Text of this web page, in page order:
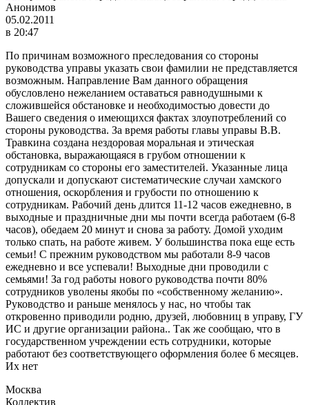
Анонимов
05.02.2011
в 20:47
По причинам возможного преследования со стороны
руководства управы указать свои фамилии не представляется
возможным. Направление Вам данного обращения
обусловлено нежеланием оставаться равнодушными к
сложившейся обстановке и необходимостью довести до
Вашего сведения о имеющихся фактах злоупотреблений со
стороны руководства. За время работы главы управы В.В.
Травкина создана нездоровая моральная и этическая
обстановка, выражающаяся в грубом отношении к
сотрудникам со стороны его заместителей. Указанные лица
допускали и допускают систематические случаи хамского
отношения, оскорбления и грубости по отношению к
сотрудникам. Рабочий день длится 11-12 часов ежедневно, в
выходные и праздничные дни мы почти всегда работаем (6-8
часов), обедаем 20 минут и снова за работу. Домой уходим
только спать, на работе живем. У большинства пока еще есть
семьи! С прежним руководством мы работали 8-9 часов
ежедневно и все успевали! Выходные дни проводили с
семьями! За год работы нового руководства почти 80%
сотрудников уволены якобы по «собственному желанию».
Руководство и раньше менялось у нас, но чтобы так
откровенно приводили родню, друзей, любовниц в управу, ГУ
ИС и другие организации района.. Так же сообщаю, что в
государственном учреждении есть сотрудники, которые
работают без соответствующего оформления более 6 месяцев.
Их нет
Москва
Коллектив